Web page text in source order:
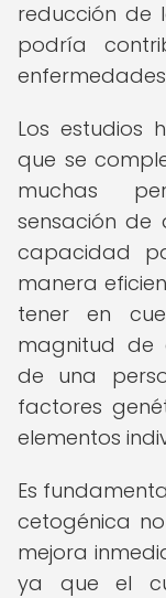
reducción de
podría
Los estudios
que se
muchas
sensación
capacidad
manera
tener en
magnitud de
de una
factores
elementos
Es
cetogénica
mejora
ya que el